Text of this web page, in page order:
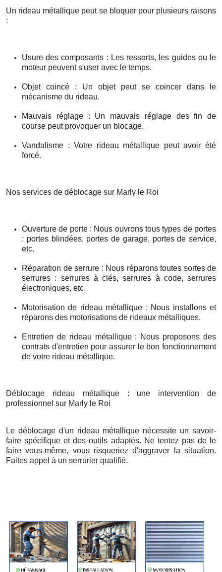
Un rideau métallique peut se bloquer pour plusieurs raisons
:
Usure des composants : Les ressorts, les guides ou le
moteur peuvent s'user avec le temps.
Objet coincé : Un objet peut se coincer dans le
mécanisme du rideau.
Mauvais réglage : Un mauvais réglage des fin de
course peut provoquer un blocage.
Vandalisme : Votre rideau métallique peut avoir été
forcé.
Nos services de déblocage sur Marly le Roi
Ouverture de porte : Nous ouvrons tous types de portes
: portes blindées, portes de garage, portes de service,
etc.
Réparation de serrure : Nous réparons toutes sortes de
serrures : serrures à clés, serrures à code, serrures
électroniques, etc.
Motorisation de rideau métallique : Nous installons et
réparons des motorisations de rideaux métalliques.
Entretien de rideau métallique : Nous proposons des
contrats d'entretien pour assurer le bon fonctionnement
de votre rideau métallique.
Déblocage rideau métallique : une intervention de
professionnel sur Marly le Roi
Le déblocage d'un rideau métallique nécessite un savoir-
faire spécifique et des outils adaptés. Ne tentez pas de le
faire vous-même, vous risqueriez d'aggraver la situation.
Faites appel à un serrurier qualifié.